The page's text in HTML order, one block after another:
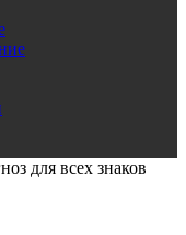
для всех знаков